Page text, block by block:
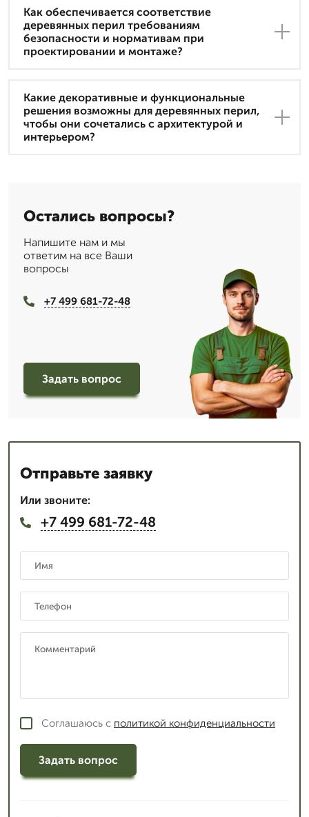
Как обеспечивается соответствие
деревянных перил требованиям
безопасности и нормативам при
проектировании и монтаже?
Какие декоративные и функциональные
решения возможны для деревянных перил,
чтобы они сочетались с архитектурой и
интерьером?
Остались вопросы?
Напишите нам и мы
ответим на все Ваши
вопросы
+7 499 681-72-48
Задать вопрос
Отправьте заявку
Или звоните:
+7 499 681-72-48
Соглашаюсь с политикой конфиденциальности
Задать вопрос